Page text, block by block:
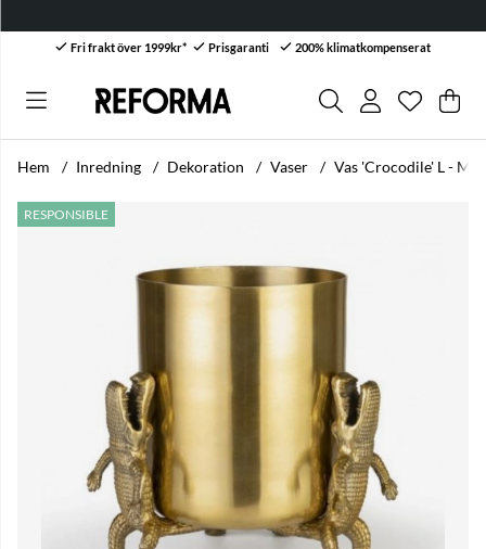
Fri frakt över 1999kr* Prisgaranti 200% klimatkompenserat
Antal i
. .
Hem Inredning Dekoration Vaser Vas 'Crocodile' L -
RESPONSIBLE
Produktbilder Vas 'Crocodile' L - Mässing